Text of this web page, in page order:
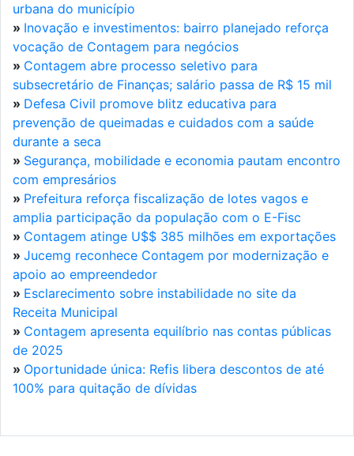
urbana do município
» Inovação e investimentos: bairro planejado reforça
vocação de Contagem para negócios
» Contagem abre processo seletivo para
subsecretário de Finanças; salário passa de R$ 15 mil
» Defesa Civil promove blitz educativa para
prevenção de queimadas e cuidados com a saúde
durante a seca
» Segurança, mobilidade e economia pautam encontro
com empresários
» Prefeitura reforça fiscalização de lotes vagos e
amplia participação da população com o E-Fisc
» Contagem atinge U$$ 385 milhões em exportações
» Jucemg reconhece Contagem por modernização e
apoio ao empreendedor
» Esclarecimento sobre instabilidade no site da
Receita Municipal
» Contagem apresenta equilíbrio nas contas públicas
de 2025
» Oportunidade única: Refis libera descontos de até
100% para quitação de dívidas